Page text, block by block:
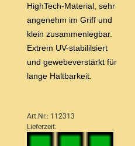
HighTech-Material, sehr
angenehm im Griff und
klein zusammenlegbar.
Extrem UV-stabililsiert
und gewebeverstärkt für
lange Haltbarkeit.
Art.Nr.: 112313
Lieferzeit: